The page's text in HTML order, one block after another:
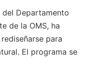
Departamento
de la OMS, ha
para
El programa se